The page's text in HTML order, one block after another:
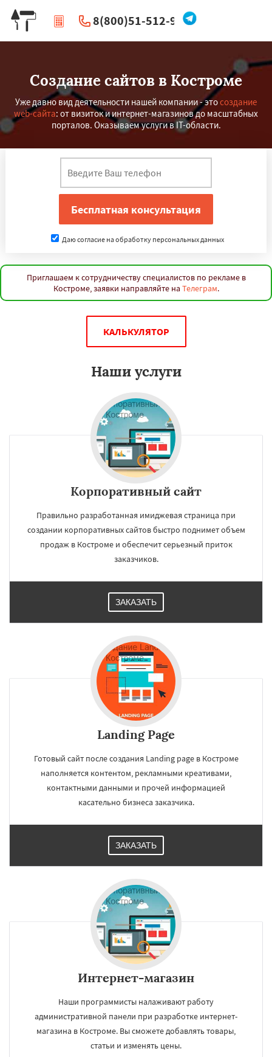
8(800)51-512-96
| Перезвоните мне
Создание сайтов в Костроме
Уже давно вид деятельности нашей компании - этосоздание
web-сайта: от визиток и интернет-магазинов до масштабных
порталов. Оказываем услуги в IT-области.
Даю согласие на обработку персональных данных
Приглашаем к сотрудничеству специалистов по рекламе в
Костроме, заявки направляйте на Телеграм.
КАЛЬКУЛЯТОР
Наши услуги
Корпоративный сайт
Правильно разработанная имиджевая страница при
создании корпоративных сайтов быстро поднимет объем
продаж в Костроме и обеспечит серьезный приток
заказчиков.
ЗАКАЗАТЬ
Landing Page
Готовый сайт после создания Landing page в Костроме
наполняется контентом, рекламными креативами,
контактными данными и прочей информацией
касательно бизнеса заказчика.
ЗАКАЗАТЬ
Интернет-магазин
Наши программисты налаживают работу
административной панели при разработке интернет-
магазина в Костроме. Вы сможете добавлять товары,
статьи и изменять цены.